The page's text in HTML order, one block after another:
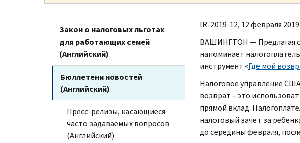
Закон о налоговых льготах
для работающих семей
(Английский)
Бюллетени новостей
(Английский)
Пресс-релизы, касающиеся
часто задаваемых вопросов
(Английский)
IR-2019-12, 12 февраля 2019
ВАШИНГТОН — Предлагая
напоминает
инструмент «Где мой
Налоговое управление
возврат – это
прямой вклад.
налоговый зачет за
до середины февраля,